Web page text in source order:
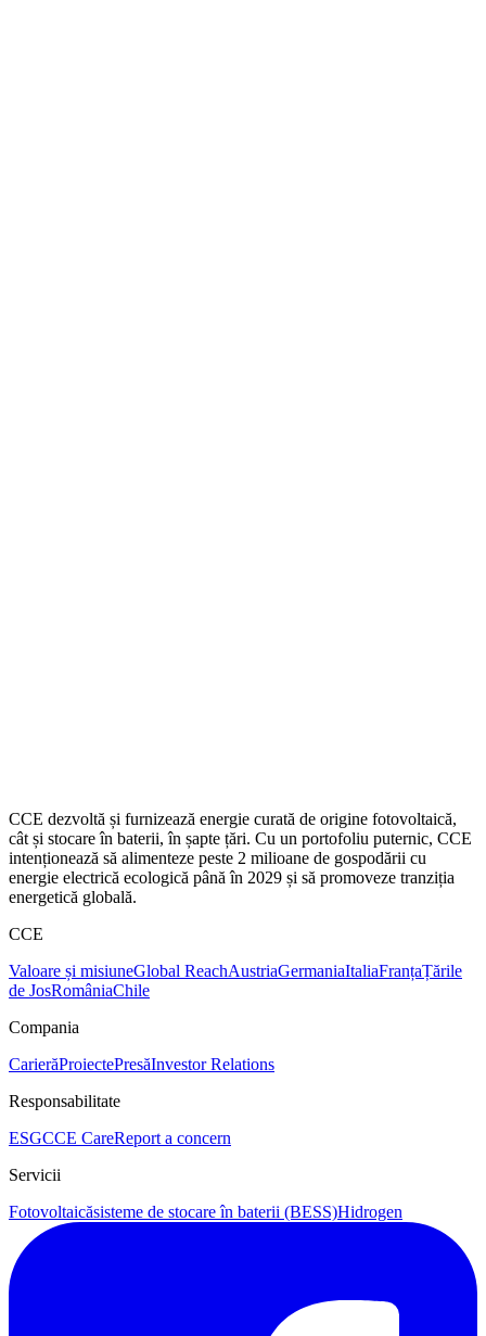
CCE dezvoltă și furnizează energie curată de origine fotovoltaică,
cât și stocare în baterii, în șapte țări. Cu un portofoliu puternic, CCE
intenționează să alimenteze peste 2 milioane de gospodării cu
energie electrică ecologică până în 2029 și să promoveze tranziția
energetică globală.
CCE
Valoare și misiuneGlobal ReachAustriaGermaniaItaliaFranțaȚările
de JosRomâniaChile
Compania
CarierăProiectePresăInvestor Relations
Responsabilitate
ESGCCE CareReport a concern
Servicii
Fotovoltaicăsisteme de stocare în baterii (BESS)Hidrogen